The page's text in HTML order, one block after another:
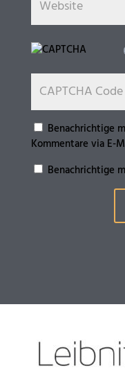
Benachrichtige
Kommentare via E-
Benachrichtige